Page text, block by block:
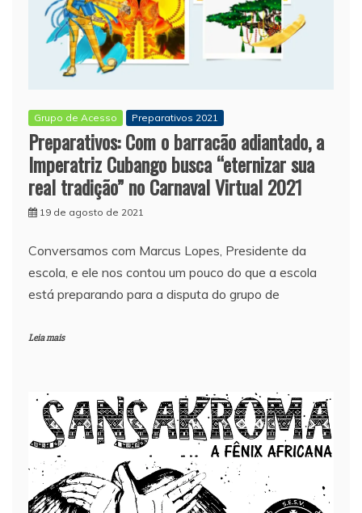
Grupo de Acesso Preparativos 2021
Preparativos: Com o barracão adiantado, a
Imperatriz Cubango busca “eternizar sua
real tradição” no Carnaval Virtual 2021
19 de agosto de 2021
Conversamos com Marcus Lopes, Presidente da
escola, e ele nos contou um pouco do que a escola
está preparando para a disputa do grupo de
Leia mais